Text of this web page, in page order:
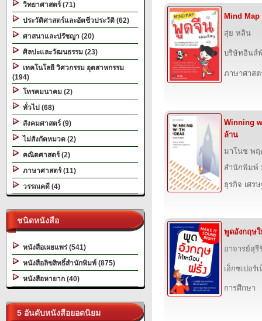
วิทยาศาสตร์ (71)
ประวัติศาสตร์และอัตชีวประวัติ (62)
ศาสนาและปรัชญา (20)
ศิลปะและวัฒนธรรม (23)
เทคโนโลยี วิศวกรรม อุตสาหกรรม
(194)
โทรคมนาคม (2)
ทั่วไป (68)
สังคมศาสตร์ (9)
ไม่สังกัดหมวด (2)
คณิตศาสตร์ (2)
ภาษาศาสตร์ (11)
วรรณคดี (4)
ชนิดหนังสือ
หนังสือเผยแพร่ (541)
หนังสือลิขสิทธิ์สำนักพิมพ์ (875)
หนังสือหายาก (40)
5 อันดับหนังสือยอดนิยม
Mind
สุ่ย หลิน
บริษัทอินส์
ภาษาศาสต
Winning
ล้าน
มาโนช พ
สำนักพิมพ์
ธุรกิจ เศร
พูดอังกฤษ
อาจารย์สุ
เอ็กซเปอร์
การศึกษา